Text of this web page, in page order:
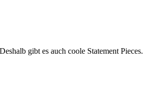
gibt es auch coole Statement Pieces.